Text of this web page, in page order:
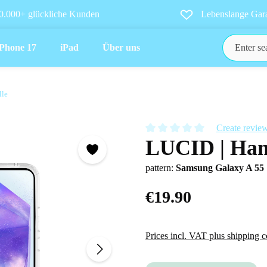
glückliche Kunden Lebenslange
17 iPad Über uns
Average rating of 0 out of 5 stars
Create
LUCID |
pattern: Samsung Galaxy A 55
€19.90
Prices incl. VAT plus shipping